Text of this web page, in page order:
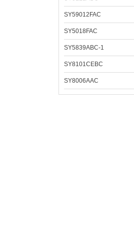
SY59012FAC
SY5018FAC
SY5839ABC-1
SY8101CEBC
SY8006AAC